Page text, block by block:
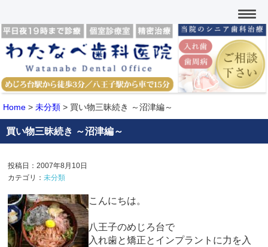
Home > 未分類 > 買い物三昧続き ～沼津編～
買い物三昧続き ～沼津編～
投稿日：2007年8月10日
カテゴリ：未分類
こんにちは。
八王子のめじろ台で
入れ歯と矯正とインプラントに力を入